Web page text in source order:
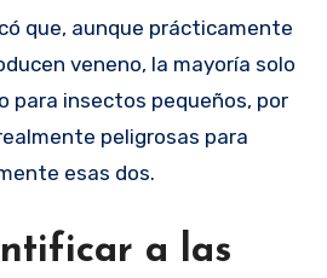
que, aunque prácticamente
veneno, la mayoría solo
para insectos pequeños, por
peligrosas para
esas dos.
a las